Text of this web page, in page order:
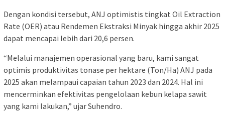
Dengan kondisi tersebut, ANJ optimistis tingkat Oil Extraction
Rate (OER) atau Rendemen Ekstraksi Minyak hingga akhir 2025
dapat mencapai lebih dari 20,6 persen.
“Melalui manajemen operasional yang baru, kami sangat
optimis produktivitas tonase per hektare (Ton/Ha) ANJ pada
2025 akan melampaui capaian tahun 2023 dan 2024. Hal ini
mencerminkan efektivitas pengelolaan kebun kelapa sawit
yang kami lakukan,” ujar Suhendro.